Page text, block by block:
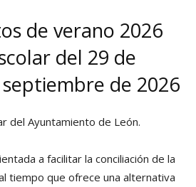
de verano 2026
del 29 de
de 2026
del Ayuntamiento de León.
a facilitar la conciliación de la
tiempo que ofrece una alternativa